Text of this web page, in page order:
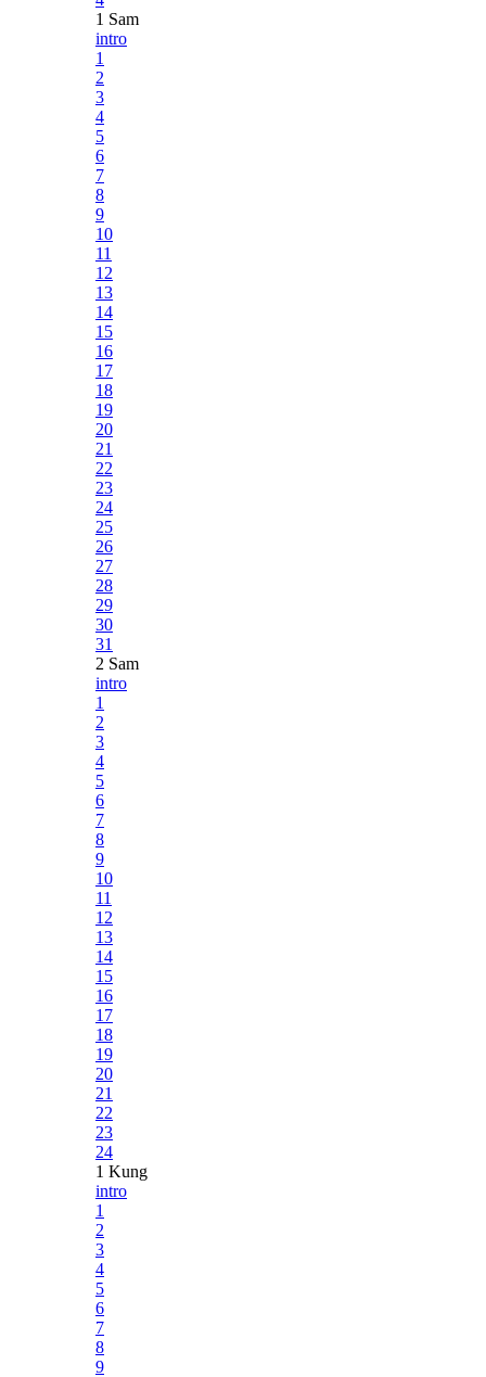
1 Sam
intro
1
2
3
4
5
6
7
8
9
10
11
12
13
14
15
16
17
18
19
20
21
22
23
24
25
26
27
28
29
30
31
2 Sam
intro
1
2
3
4
5
6
7
8
9
10
11
12
13
14
15
16
17
18
19
20
21
22
23
24
1 Kung
intro
1
2
3
4
5
6
7
8
9